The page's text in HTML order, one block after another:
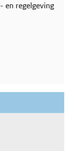
en regelgeving